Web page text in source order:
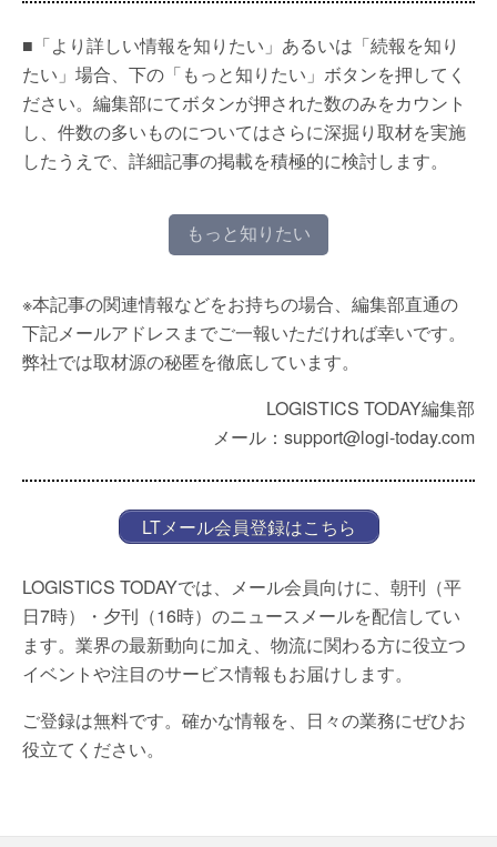
■「より詳しい情報を知りたい」あるいは「続報を知り
たい」場合、下の「もっと知りたい」ボタンを押してく
ださい。編集部にてボタンが押された数のみをカウント
し、件数の多いものについてはさらに深掘り取材を実施
したうえで、詳細記事の掲載を積極的に検討します。
もっと知りたい
※本記事の関連情報などをお持ちの場合、編集部直通の
下記メールアドレスまでご一報いただければ幸いです。
弊社では取材源の秘匿を徹底しています。
LOGISTICS TODAY編集部
メール：support@logi-today.com
LTメール会員登録はこちら
LOGISTICS TODAYでは、メール会員向けに、朝刊（平
日7時）・夕刊（16時）のニュースメールを配信してい
ます。業界の最新動向に加え、物流に関わる方に役立つ
イベントや注目のサービス情報もお届けします。
ご登録は無料です。確かな情報を、日々の業務にぜひお
役立てください。